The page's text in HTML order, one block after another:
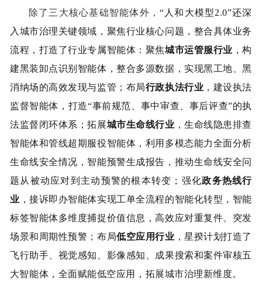
除了三大核心基础智能体外， “人和大模型2.0”还深
入城市治理关键领域，聚焦行业核心问题，整合具体业务
流程，打造了行业专属智能体：聚焦城市运管服行业 ，构
建黑装卸点识别智能体，整合多源数据，实现黑工地、黑
消纳场的高效发现与监管；布局行政执法行业 ，建设执法
监督智能体，打造“事前规范、事中审查、事后评查”的执
法监督闭环体系；拓展城市生命线行业 ，生命线隐患排查
智能体和管线超期服役智能体，利用多模态能力全面分析
生命线安全情况，智能预警生成报告，推动生命线安全问
题从被动应对到主动预警的根本转变；强化政务热线行
业 ，接诉即办智能体实现工单全流程的智能化转型，智能
标签智能体多维度捕捉价值信息，高效应对重复件、突发
场景和周期性预警；布局低空应用行业 ，星揆计划打造了
飞行助手、视觉感知、影像感知、成果搜索和案件审核五
大智能体，全面赋能低空应用， 拓展城市治理新维度。